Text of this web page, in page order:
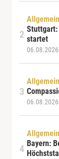
Allgemein
Stuttgart:
startet
06.08.2026
Allgemein
06.08.2026
Allgemein
Bayern: